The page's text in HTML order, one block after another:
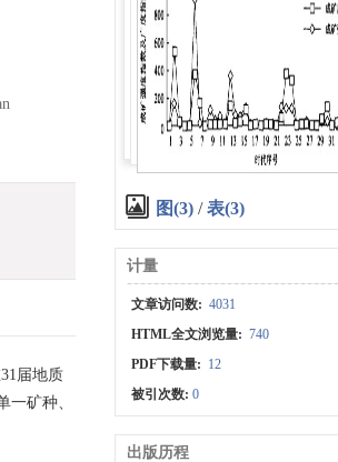
届地质
矿种、
图(3) /表(3)
计量
文章访问数: 4031
HTML全文浏览量: 740
PDF下载量: 12
被引次数:0
出版历程